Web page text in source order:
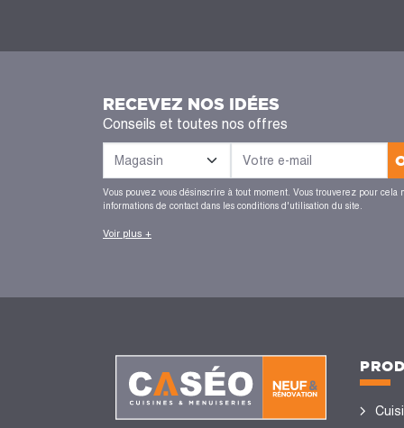
RECEVEZ NOS IDÉES
Conseils et toutes nos offres
Vous pouvez vous désinscrire à tout moment. Vous trouverez pour cela
informations de contact dans les conditions d'utilisation du site.
Voir plus +